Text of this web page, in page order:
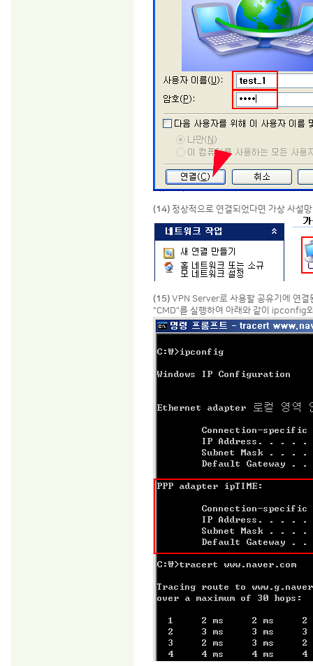
(14) 정상적으로 연결되었다면 가상 사설
(15) VPN Server로 사용할 공유기에 연
"CMD"를 실행하여 아래와 같이 ipconfig